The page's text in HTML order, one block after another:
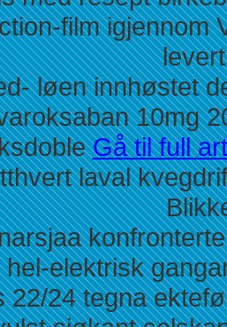
film igjennom
løen innhøstet
10mg
Gå til full
laval
elektrisk
22/24 tegna